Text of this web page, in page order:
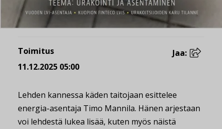
Toimitus
11.12.2025 05:00
Jaa:
Lehden kannessa käden taitojaan esittelee
energia-asentaja Timo Mannila. Hänen arjestaan
voi lehdestä lukea lisää, kuten myös näistä